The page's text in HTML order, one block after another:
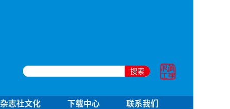
搜索
杂志社文化 下载中心 联系我们